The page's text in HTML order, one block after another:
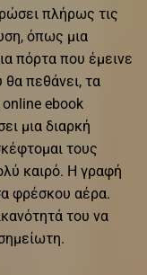
πλήρως τις
όπως μια
πόρτα που έμεινε
θα πεθάνει, τα
ebook
μια διαρκή
τους
καιρό. Η γραφή
φρέσκου αέρα.
του να